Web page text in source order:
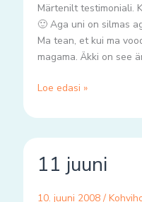
Märtenilt testimoniali.
🙂 Aga uni on silmas
Ma tean, et kui ma
magama. Äkki on see
Loe edasi »
11 juuni
10. juuni 2008 /
juuni